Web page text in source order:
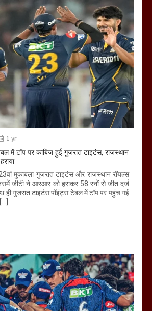
1 yr
में टॉप पर काबिज हुई गुजरात टाइटंस, राजस्थान
मुकाबला गुजरात टाइटंस और राजस्थान रॉयल्स
जीटी ने आरआर को हराकर 58 रनों से जीत दर्ज
ही गुजरात टाइटंस पॉइंट्स टेबल में टॉप पर पहुंच गई